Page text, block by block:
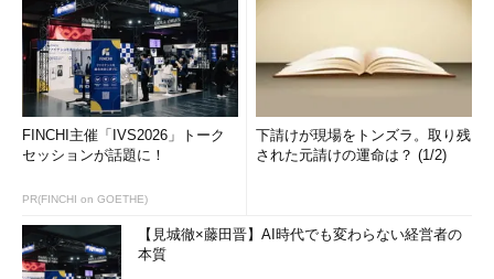
FINCHI主催「IVS2026」トーク
セッションが話題に！
PR(FINCHI on GOETHE)
下請けが現場をトンズラ。取り残
された元請けの運命は？ (1/2)
【見城徹×藤田晋】AI時代でも変わらない経営者の
本質